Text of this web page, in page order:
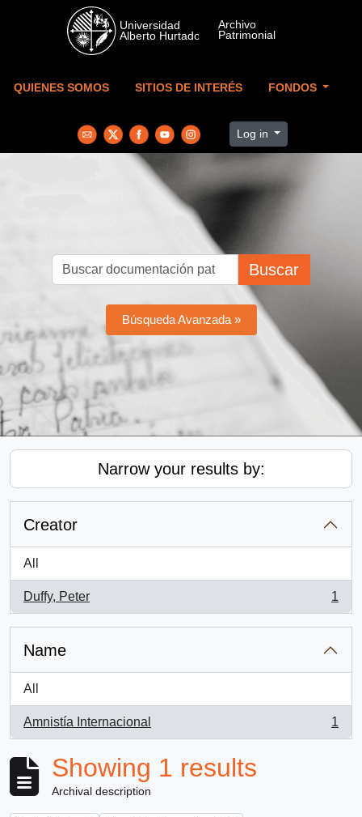
Skip to main content
QUIENES SOMOS SITIOS DE INTERÉS FONDOS
Log in
Buscar
Búsqueda Avanzada »
Narrow your results by:
Creator
All
Duffy, Peter
, 1 results
1
Name
All
Amnistía Internacional
, 1 results
1
Showing 1 results
Archival description